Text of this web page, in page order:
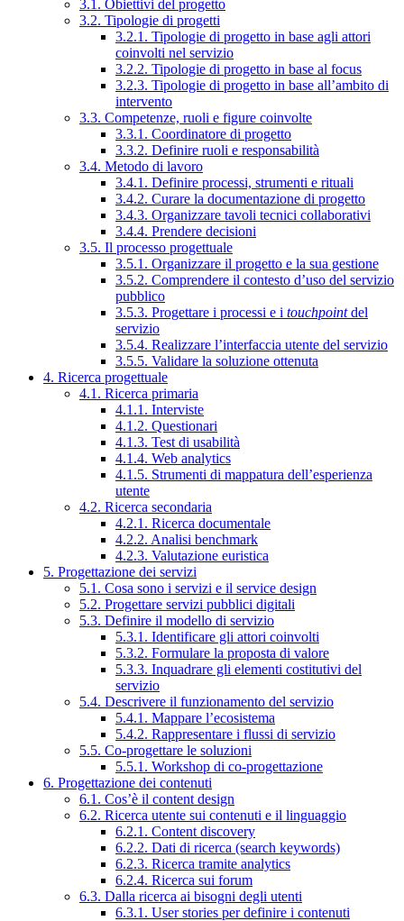
3.1. Obiettivi del progetto
3.2. Tipologie di progetti
3.2.1. Tipologie di progetto in base agli attori
coinvolti nel servizio
3.2.2. Tipologie di progetto in base al focus
3.2.3. Tipologie di progetto in base all’ambito di
intervento
3.3. Competenze, ruoli e figure coinvolte
3.3.1. Coordinatore di progetto
3.3.2. Definire ruoli e responsabilità
3.4. Metodo di lavoro
3.4.1. Definire processi, strumenti e rituali
3.4.2. Curare la documentazione di progetto
3.4.3. Organizzare tavoli tecnici collaborativi
3.4.4. Prendere decisioni
3.5. Il processo progettuale
3.5.1. Organizzare il progetto e la sua gestione
3.5.2. Comprendere il contesto d’uso del servizio
pubblico
3.5.3. Progettare i processi e i touchpointdel
servizio
3.5.4. Realizzare l’interfaccia utente del servizio
3.5.5. Validare la soluzione ottenuta
4. Ricerca progettuale
4.1. Ricerca primaria
4.1.1. Interviste
4.1.2. Questionari
4.1.3. Test di usabilità
4.1.4. Web analytics
4.1.5. Strumenti di mappatura dell’esperienza
utente
4.2. Ricerca secondaria
4.2.1. Ricerca documentale
4.2.2. Analisi benchmark
4.2.3. Valutazione euristica
5. Progettazione dei servizi
5.1. Cosa sono i servizi e il service design
5.2. Progettare servizi pubblici digitali
5.3. Definire il modello di servizio
5.3.1. Identificare gli attori coinvolti
5.3.2. Formulare la proposta di valore
5.3.3. Inquadrare gli elementi costitutivi del
servizio
5.4. Descrivere il funzionamento del servizio
5.4.1. Mappare l’ecosistema
5.4.2. Rappresentare i flussi di servizio
5.5. Co-progettare le soluzioni
5.5.1. Workshop di co-progettazione
6. Progettazione dei contenuti
6.1. Cos’è il content design
6.2. Ricerca utente sui contenuti e il linguaggio
6.2.1. Content discovery
6.2.2. Dati di ricerca (search keywords)
6.2.3. Ricerca tramite analytics
6.2.4. Ricerca sui forum
6.3. Dalla ricerca ai bisogni degli utenti
6.3.1. User stories per definire i contenuti